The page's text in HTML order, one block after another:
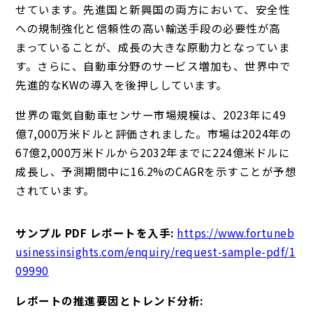
せています。先進国と新興国の両方において、安全性
への規制強化と信頼性の高い輸送手段の必要性が高
まっていることが、成長の大きな原動力となっていま
す。さらに、自動車分野のサービス増加も、世界中で
先進的なKWの導入を後押ししています。
世界の電気自動車センサー市場規模は、2023年に49
億7,000万米ドルと評価されました。市場は2024年の
67億2,000万米ドルから2032年までに224億米ドルに
成長し、予測期間中に16.2%のCAGRを示すことが予想
されています。
サンプル PDF レポートを入手: https://www.fortuneb
usinessinsights.com/enquiry/request-sample-pdf/1
09990
レポートの推進要因とトレンド分析: